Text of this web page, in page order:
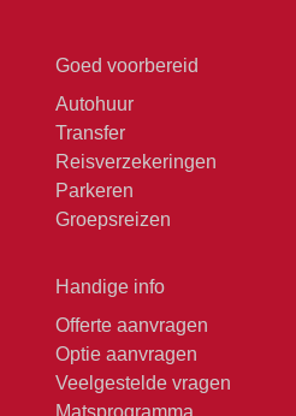
Goed voorbereid
Autohuur
Transfer
Reisverzekeringen
Parkeren
Groepsreizen
Handige info
Offerte aanvragen
Optie aanvragen
Veelgestelde vragen
Matsprogramma